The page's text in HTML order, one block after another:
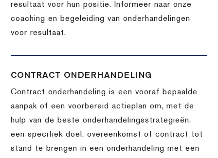
resultaat voor hun positie. Informeer naar onze
coaching en begeleiding van onderhandelingen
voor resultaat.
CONTRACT ONDERHANDELING
Contract onderhandeling is een vooraf bepaalde
aanpak of een voorbereid actieplan om, met de
hulp van de beste onderhandelingsstrategieën,
een specifiek doel, overeenkomst of contract tot
stand te brengen in een onderhandeling met een